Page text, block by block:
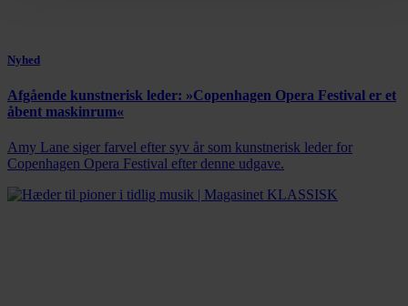
Nyhed
Afgående kunstnerisk leder: »Copenhagen Opera Festival er et
åbent maskinrum«
Amy Lane siger farvel efter syv år som kunstnerisk leder for
Copenhagen Opera Festival efter denne udgave.